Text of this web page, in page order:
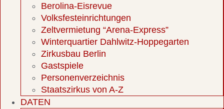
Berolina-Eisrevue
Volksfesteinrichtungen
Zeltvermietung “Arena-Express”
Winterquartier Dahlwitz-Hoppegarten
Zirkusbau Berlin
Gastspiele
Personenverzeichnis
Staatszirkus von A-Z
DATEN